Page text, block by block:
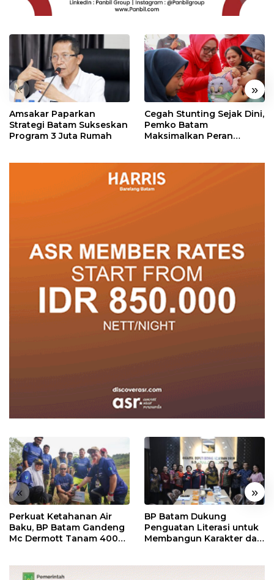
« »
Amsakar Paparkan
Strategi Batam Sukseskan
Program 3 Juta Rumah
Cegah Stunting Sejak Dini,
Pemko Batam
Maksimalkan Peran
« »
Perkuat Ketahanan Air
Baku, BP Batam Gandeng
Mc Dermott Tanam 400
BP Batam Dukung
Penguatan Literasi untuk
Membangun Karakter dan